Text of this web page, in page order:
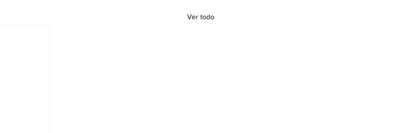
Ver todo